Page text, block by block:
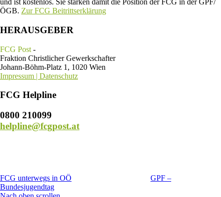
und ist kostenlos. Sie stärken damit die Position der FCG in der GPF/
ÖGB. Zur FCG Beitrittserklärung
HERAUSGEBER
FCG Post -
Fraktion Christlicher Gewerkschafter
Johann-Böhm-Platz 1, 1020 Wien
Impressum | Datenschutz
FCG Helpline
0800 210099
helpline@fcgpost.at
FCG unterwegs in OÖ
GPF –
Bundesjugendtag